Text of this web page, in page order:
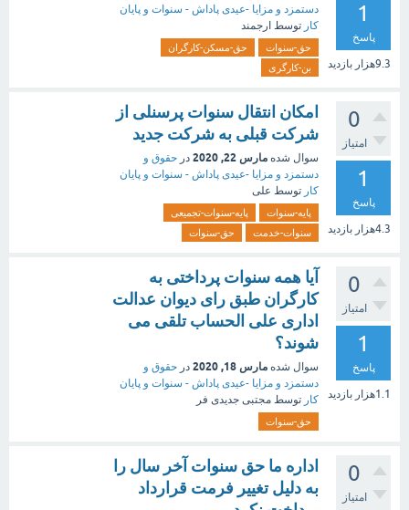
1
پاسخ
9.3هزار بازدید
دستمزد و مزایا -عیدی پاداش - سنوات و پایان
کار توسط ارجمند
حق-سنوات
حق-مسکن-کارگران
بن-کارگری
0
امتیاز
1
پاسخ
4.3هزار بازدید
امکان انتقال سنوات پرسنلی از
شرکت قبلی به شرکت جدید
سوال شده مارس 22, 2020 در حقوق و
دستمزد و مزایا -عیدی پاداش - سنوات و پایان
کار توسط علی
پایه-سنوات
پایه-سنوات-تجمیعی
سنوات-خدمت
حق-سنوات
0
امتیاز
1
پاسخ
1.1هزار بازدید
آیا همه سنوات پرداختی به
کارگران طبق رای دیوان عدالت
اداری علی الحساب تلقی می
شوند؟
سوال شده مارس 18, 2020 در حقوق و
دستمزد و مزایا -عیدی پاداش - سنوات و پایان
کار توسط مجتبی جدیدی فر
حق-سنوات
0
امتیاز
اداره ما حق سنوات آخر سال را
به دلیل تغییر فرمت قرارداد